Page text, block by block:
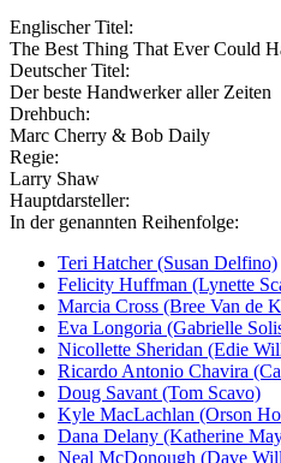
Englischer Titel:
The Best Thing That Ever Could
Deutscher Titel:
Der beste Handwerker aller Zeiten
Drehbuch:
Marc Cherry & Bob Daily
Regie:
Larry Shaw
Hauptdarsteller:
In der genannten Reihenfolge:
Teri Hatcher (Susan Delfino)
Felicity Huffman (Lynette
Marcia Cross (Bree Van de
Eva Longoria (Gabrielle
Nicollette Sheridan (Edie
Ricardo Antonio Chavira
Doug Savant (Tom Scavo)
Kyle MacLachlan (Orson
Dana Delany (Katherine
Neal McDonough (Dave